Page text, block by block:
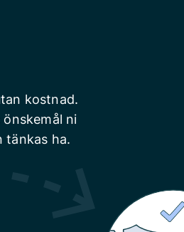
kostnad.
ni
tänkas ha.